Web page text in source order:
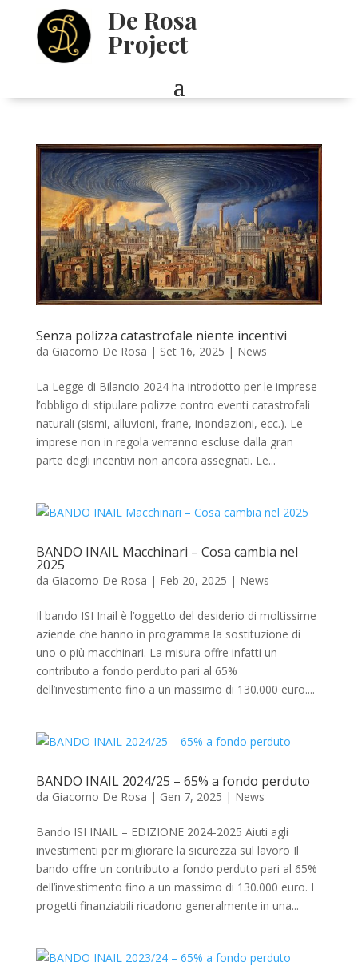
De Rosa
Project
Senza polizza catastrofale niente incentivi
da Giacomo De Rosa | Set 16, 2025 | News
La Legge di Bilancio 2024 ha introdotto per le imprese
l’obbligo di stipulare polizze contro eventi catastrofali
naturali (sismi, alluvioni, frane, inondazioni, ecc.). Le
imprese non in regola verranno escluse dalla gran
parte degli incentivi non ancora assegnati. Le...
BANDO INAIL Macchinari – Cosa cambia nel
2025
da Giacomo De Rosa | Feb 20, 2025 | News
Il bando ISI Inail è l’oggetto del desiderio di moltissime
aziende che hanno in programma la sostituzione di
uno o più macchinari. La misura offre infatti un
contributo a fondo perduto pari al 65%
dell’investimento fino a un massimo di 130.000 euro....
BANDO INAIL 2024/25 – 65% a fondo perduto
da Giacomo De Rosa | Gen 7, 2025 | News
Bando ISI INAIL – EDIZIONE 2024-2025 Aiuti agli
investimenti per migliorare la sicurezza sul lavoro Il
bando offre un contributo a fondo perduto pari al 65%
dell’investimento fino a un massimo di 130.000 euro. I
progetti finanziabili ricadono generalmente in una...